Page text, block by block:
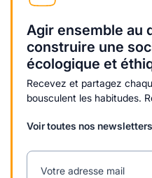
Agir ensemble au
construire une
écologique et
Recevez et partagez
bousculent les habitudes.
Voir toutes nos newsletters
Votre adresse mail